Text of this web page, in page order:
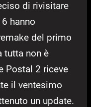
di rivisitare
hanno
del primo
tutta non è
Postal 2 riceve
il ventesimo
un update.